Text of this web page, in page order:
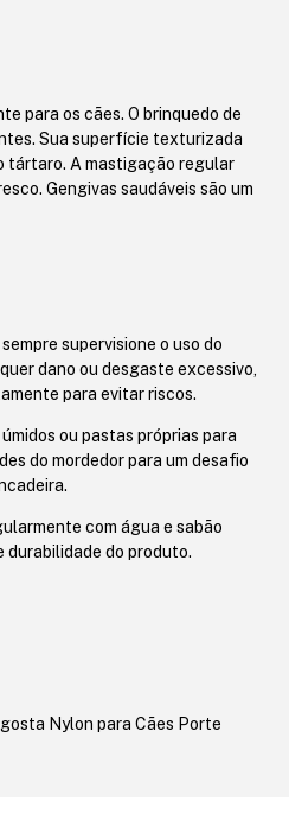
para os cães. O brinquedo de
Sua superfície texturizada
tártaro. A mastigação regular
Gengivas saudáveis ​​são um
supervisione o uso do
dano ou desgaste excessivo,
para evitar riscos.
ou pastas próprias para
do mordedor para um desafio
com água e sabão
durabilidade do produto.
Nylon para Cães Porte